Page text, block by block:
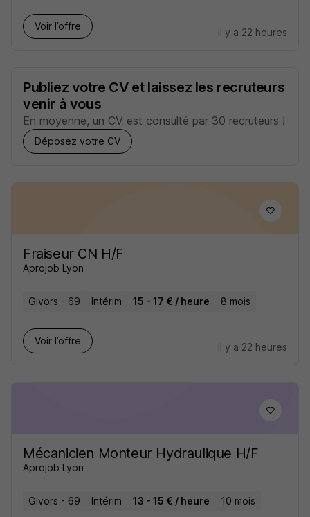
Voir l’offre
il y a 22 heures
Publiez votre CV et laissez les recruteurs
venir à vous
En moyenne, un CV est consulté par 30 recruteurs !
Déposez votre CV
Fraiseur CN H/F
Aprojob Lyon
Givors - 69 Intérim 15 - 17 € / heure 8 mois
Voir l’offre
il y a 22 heures
Mécanicien Monteur Hydraulique H/F
Aprojob Lyon
Givors - 69 Intérim 13 - 15 € / heure 10 mois